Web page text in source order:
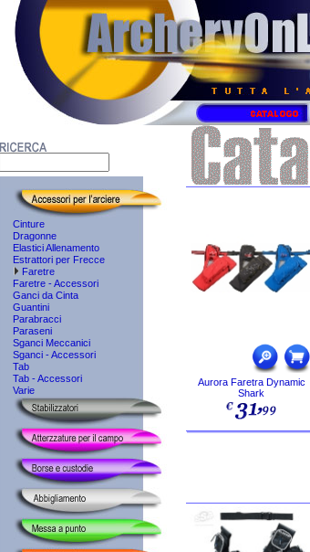
Cinture
Dragonne
Elastici Allenamento
Estrattori per Frecce
Faretre
Faretre - Accessori
Ganci da Cinta
Guantini
Parabracci
Paraseni
Sganci Meccanici
Sganci - Accessori
Tab
Tab - Accessori
Varie
Aurora Faretra Dynamic
Shark